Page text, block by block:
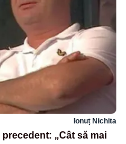
Ionuț Nichita
„Cât să mai